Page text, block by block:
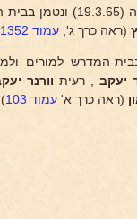
נפטר לפתע מהתקפת-לב, ללא עת, ביום
(ראה כרך ג', עמוד 1352
המדרש למורים
יעקב , רעית וורנר
(ראה כרך א' עמוד 103 ).